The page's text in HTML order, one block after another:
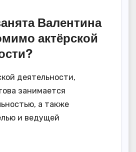
Валентина
актёрской
деятельности,
занимается
а также
и ведущей